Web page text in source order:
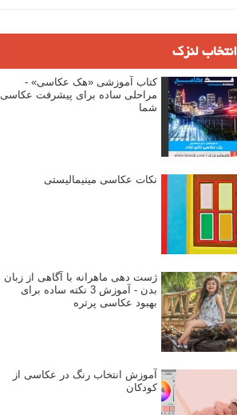
انتخاب لنزک
کتاب آموزشی «هک عکاسی» -
مراحلی ساده برای پیشرفت عکاسی
شما
نکات عکاسی مینیمالیستی
ژست دهی ماهرانه با آگاهی از زبان
بدن - آموزش 3 نکته ساده برای
بهبود عکاسی پرتره
آموزش انتخاب رنگ در عکاسی از
کودکان